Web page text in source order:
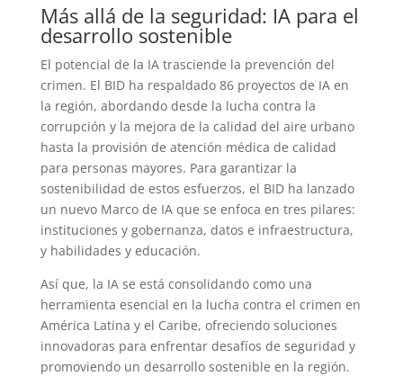
Más allá de la seguridad: IA para el
desarrollo sostenible
El potencial de la IA trasciende la prevención del
crimen. El BID ha respaldado 86 proyectos de IA en
la región, abordando desde la lucha contra la
corrupción y la mejora de la calidad del aire urbano
hasta la provisión de atención médica de calidad
para personas mayores. Para garantizar la
sostenibilidad de estos esfuerzos, el BID ha lanzado
un nuevo Marco de IA que se enfoca en tres pilares:
instituciones y gobernanza, datos e infraestructura,
y habilidades y educación.
Así que, la IA se está consolidando como una
herramienta esencial en la lucha contra el crimen en
América Latina y el Caribe, ofreciendo soluciones
innovadoras para enfrentar desafíos de seguridad y
promoviendo un desarrollo sostenible en la región.